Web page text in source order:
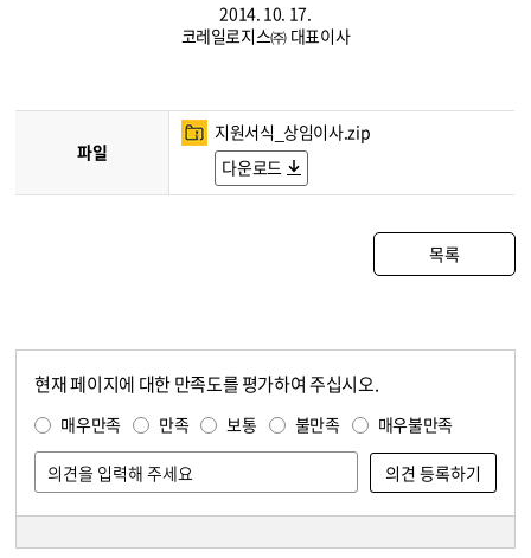
2014. 10. 17.
코레일로지스㈜ 대표이사
파일
지원서식_상임이사.zip
다운로드
목록
현재 페이지에 대한 만족도를 평가하여 주십시오.
매우만족 만족 보통 불만족 매우불만족